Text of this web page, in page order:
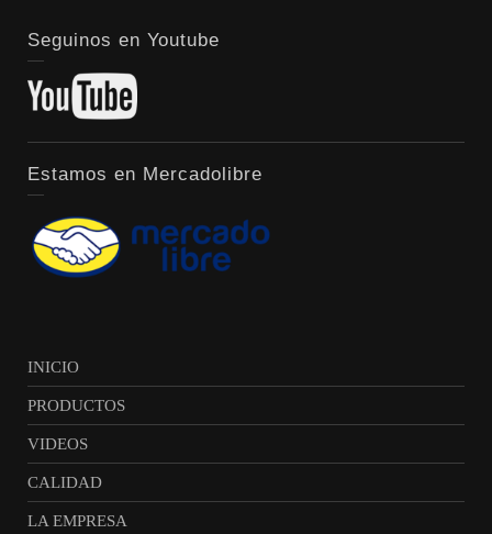
Seguinos en Youtube
Estamos en Mercadolibre
INICIO
PRODUCTOS
VIDEOS
CALIDAD
LA EMPRESA